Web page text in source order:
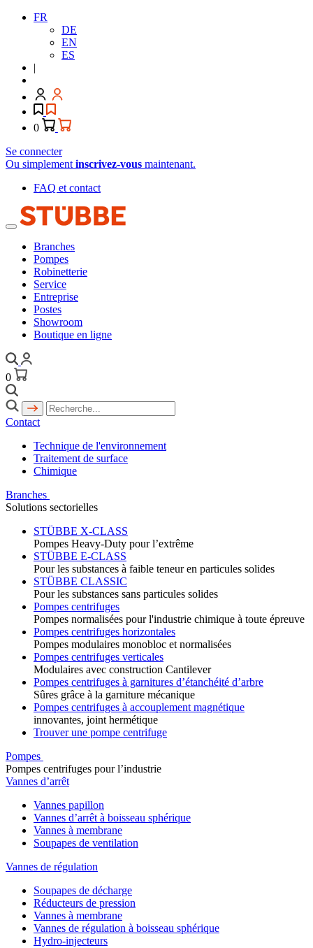
FR
DE
EN
ES
|
0
Se connecter
Ou simplement inscrivez-vous maintenant.
FAQ et contact
Branches
Pompes
Robinetterie
Service
Entreprise
Postes
Showroom
Boutique en ligne
0
Contact
Technique de l'environnement
Traitement de surface
Chimique
Branches
Solutions sectorielles
STÜBBE X-CLASS
Pompes Heavy-Duty pour l’extrême
STÜBBE E-CLASS
Pour les substances à faible teneur en particules solides
STÜBBE CLASSIC
Pour les substances sans particules solides
Pompes centrifuges
Pompes normalisées pour l'industrie chimique à toute épreuve
Pompes centrifuges horizontales
Pompes modulaires monobloc et normalisées
Pompes centrifuges verticales
Modulaires avec construction Cantilever
Pompes centrifuges à garnitures d’étanchéité d’arbre
Sûres grâce à la garniture mécanique
Pompes centrifuges à accouplement magnétique
innovantes, joint hermétique
Trouver une pompe centrifuge
Pompes
Pompes centrifuges pour l’industrie
Vannes d’arrêt
Vannes papillon
Vannes d’arrêt à boisseau sphérique
Vannes à membrane
Soupapes de ventilation
Vannes de régulation
Soupapes de décharge
Réducteurs de pression
Vannes à membrane
Vannes de régulation à boisseau sphérique
Hydro-injecteurs